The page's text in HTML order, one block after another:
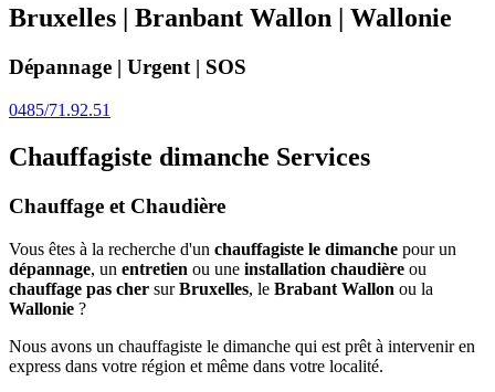
Bruxelles | Branbant Wallon | Wallonie
Dépannage | Urgent | SOS
0485/71.92.51
Chauffagiste dimanche Services
Chauffage et Chaudière
Vous êtes à la recherche d'un chauffagiste le dimanche pour un
dépannage, un entretien ou une installation chaudière ou
chauffage pas cher surBruxelles, le Brabant Wallon ou la
Wallonie ?
Nous avons un chauffagiste le dimanche qui est prêt à intervenir en
express dans votre région et même dans votre localité.